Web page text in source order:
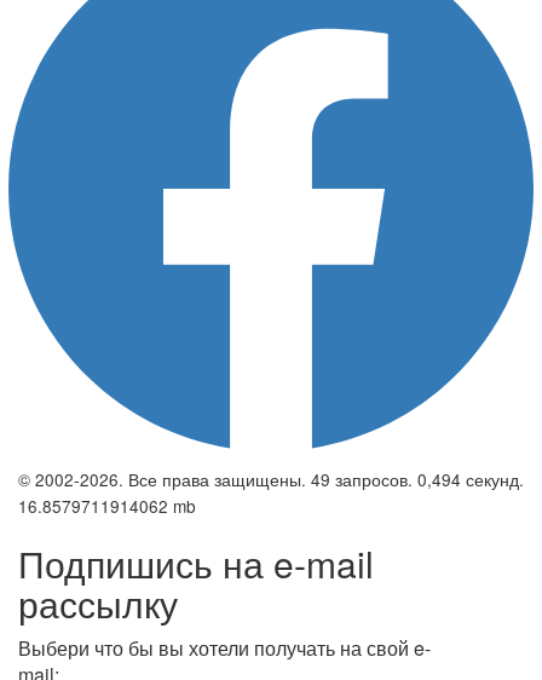
© 2002-2026. Все права защищены. 49 запросов. 0,494 секунд.
16.8579711914062 mb
Подпишись на e-mail
рассылку
Выбери что бы вы хотели получать на свой e-